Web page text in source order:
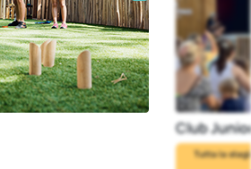
Club
Tutta la